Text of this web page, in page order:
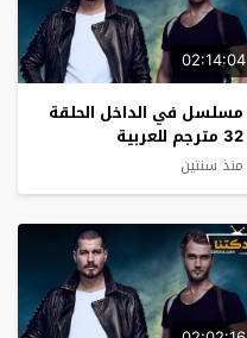
02:14:04
مسلسل في الداخل الحلقة
32 مترجم للعربية
منذ سنتين